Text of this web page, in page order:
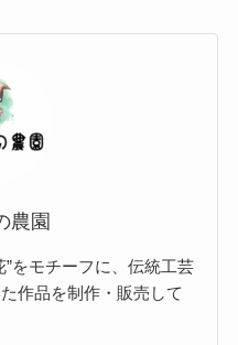
農園
”をモチーフに、伝統工芸
作品を制作・販売して